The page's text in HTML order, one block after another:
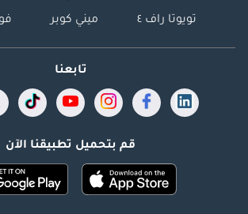
تويوتا راف ٤ ميني كوبر
تابعنا
قم بتحميل تطبيقنا الآن